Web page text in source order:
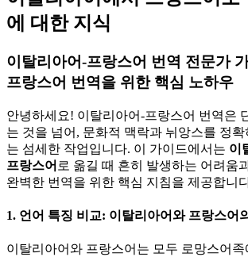
에 대한 지식
이탈리아어-프랑스어 번역 전문가
프랑스어 번역을 위한 핵심 노하우
안녕하세요! 이탈리아어-프랑스어 번역은
는 것을 넘어, 문화적 맥락과 뉘앙스를 정
는 섬세한 작업입니다. 이 가이드에서는 이
프랑스어 로 옮길 때 흔히 발생하는 어려움
완벽한 번역을 위한 핵심 지침을 제공합니
1. 언어 특징 비교: 이탈리아어와 프랑스어
이탈리아어와 프랑스어는 모두 로망스어족